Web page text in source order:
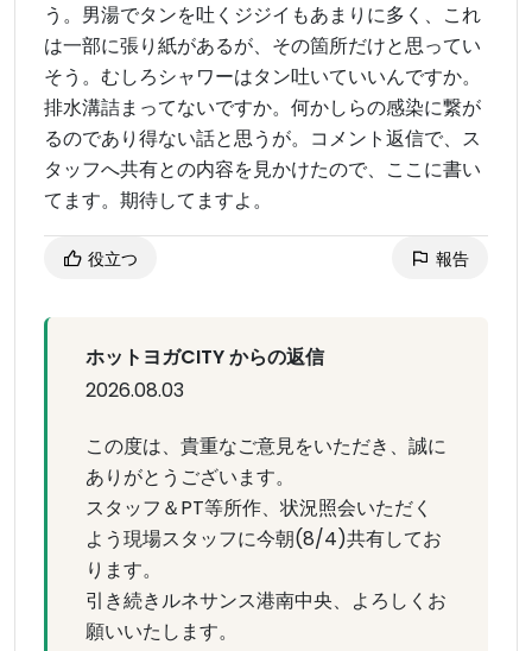
う。男湯でタンを吐くジジイもあまりに多く、これ
は一部に張り紙があるが、その箇所だけと思ってい
そう。むしろシャワーはタン吐いていいんですか。
排水溝詰まってないですか。何かしらの感染に繋が
るのであり得ない話と思うが。コメント返信で、ス
タッフへ共有との内容を見かけたので、ここに書い
てます。期待してますよ。
役立つ 報告
ホットヨガCITY からの返信
2026.08.03
この度は、貴重なご意見をいただき、誠に
ありがとうございます。
スタッフ＆PT等所作、状況照会いただく
よう現場スタッフに今朝(8/4)共有してお
ります。
引き続きルネサンス港南中央、よろしくお
願いいたします。